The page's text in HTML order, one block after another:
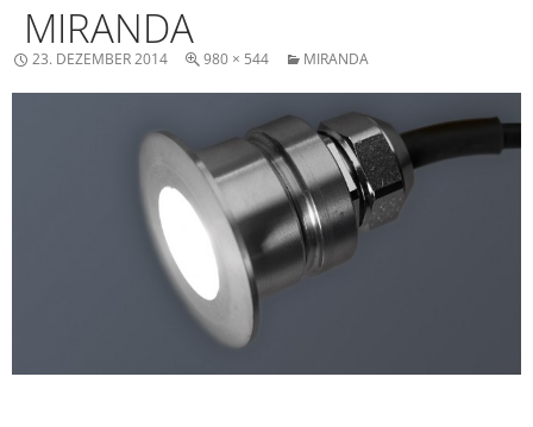
MIRANDA
23. DEZEMBER 2014 980 × 544 MIRANDA